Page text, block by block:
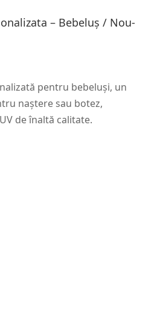
– Bebeluș / Nou-
pentru bebeluși, un
naștere sau botez,
de înaltă calitate.